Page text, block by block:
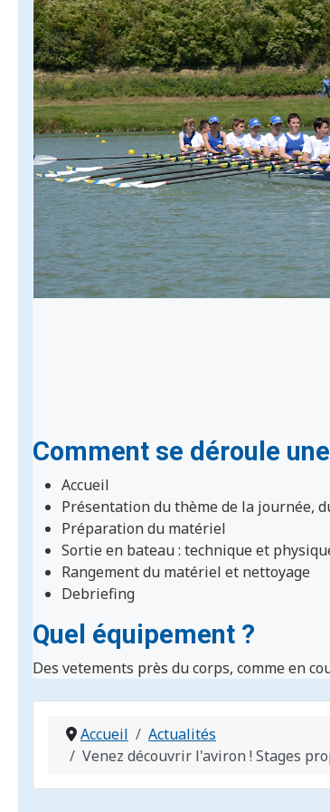
Comment se déroule
Accueil
Présentation du thème de la journée,
Préparation du matériel
Sortie en bateau : technique et
Rangement du matériel et nettoyage
Debriefing
Quel équipement ?
Des vetements près du corps, comme en
Accueil
Actualités
Venez découvrir l'aviron ! Stages